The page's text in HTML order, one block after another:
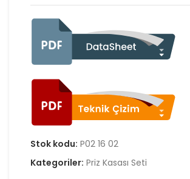
Stok kodu: P02 16 02
Kategoriler: Priz Kasası Seti